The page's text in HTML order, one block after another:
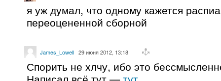
я уж думал, что одному кажется
переоцененной сборной
James_Lowell 29 июня 2012, 13:18
Спорить не хлчу, ибо это